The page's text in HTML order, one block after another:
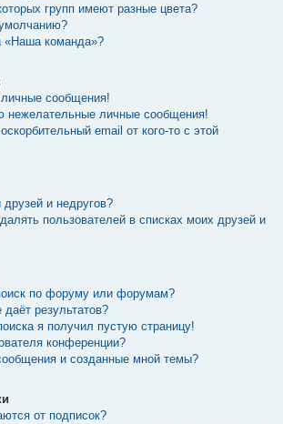
групп имеют разные цвета?
«Наша команда»?
сообщения!
нежелательные личные сообщения!
email от кого-то с этой
и недругов?
пользователей в списках моих друзей и
по форуму или форумам?
результатов?
я получил пустую страницу!
конференции?
и созданные мной темы?
от подписок?